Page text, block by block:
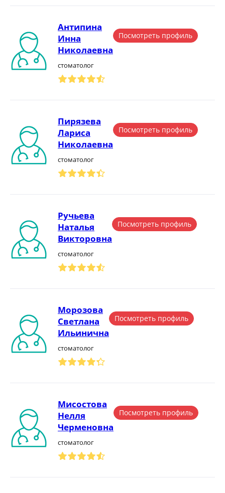
Антипина
Инна
Николаевна
стоматолог
Посмотреть профиль
Пирязева
Лариса
Николаевна
стоматолог
Посмотреть профиль
Ручьева
Наталья
Викторовна
стоматолог
Посмотреть профиль
Морозова
Светлана
Ильинична
стоматолог
Посмотреть профиль
Мисостова
Нелля
Черменовна
стоматолог
Посмотреть профиль